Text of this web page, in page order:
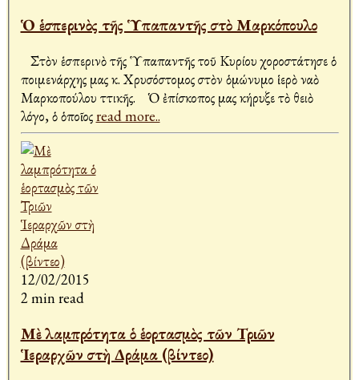
Ὁ ἑσπερινὸς τῆς Ὑπαπαντῆς στὸ Μαρκόπουλο
Στὸν ἑσπερινὸ τῆς Ὑπαπαντῆς τοῦ Κυρίου χοροστάτησε ὁ
ποιμενάρχης μας κ. Χρυσόστομος στὸν ὁμώνυμο ἱερὸ ναὸ
Μαρκοπούλου Ἀττικῆς. Ὁ ἐπίσκοπος μας κήρυξε τὸ θειὸ
λόγο, ὁ ὁποῖοςread more..
12/02/2015
2 min read
Μὲ λαμπρότητα ὁ ἑορτασμὸς τῶν Τριῶν
Ἱεραρχῶν στὴ Δράμα (βίντεο)